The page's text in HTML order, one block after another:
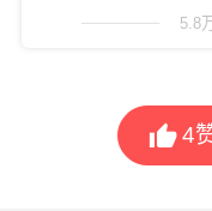
5.8
4